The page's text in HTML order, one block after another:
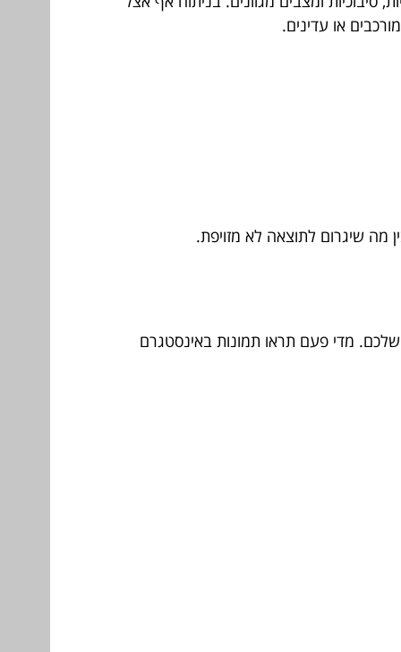
או עדינים.
מה שיגרום לתוצאה לא מזויפת.
מדי פעם תראו תמונות באינסטגרם